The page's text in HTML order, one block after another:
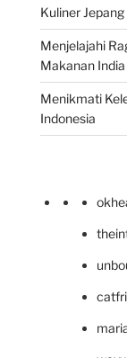
Kuliner
Menjelajahi
Makanan
Menikmati
Indonesia